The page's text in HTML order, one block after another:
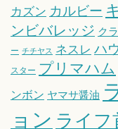
カズン カルビー
ンビバレッジ ク
ー チチヤス ネスレ ハ
スター プリマハム
ンボン ヤマサ醤油
ョン ライフ